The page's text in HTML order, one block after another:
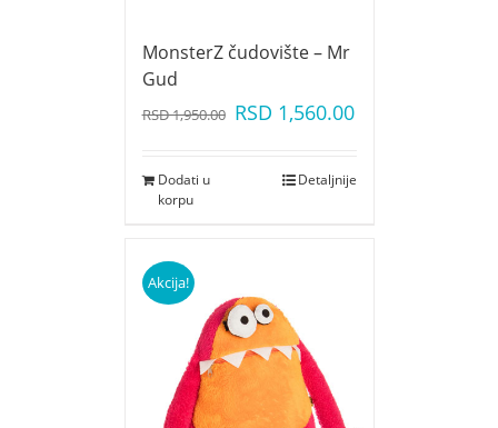
MonsterZ čudovište – Mr
Gud
RSD1,950.00 RSD 1,560.00
Dodati u
korpu
Detaljnije
Akcija!